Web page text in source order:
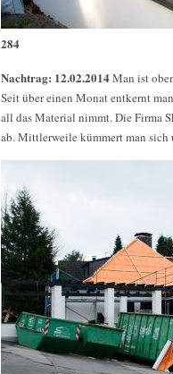
284
Nachtrag: 12.02.2014Man ist
Seit über einen Monat entkernt
all das Material nimmt. Die Firma
ab. Mittlerweile kümmert man sich